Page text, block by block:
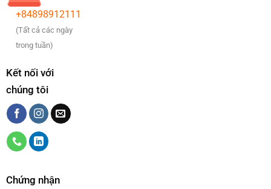
+84898912111
(Tất cả các ngày
trong tuần)
Kết nối với
chúng tôi
Chứng nhận